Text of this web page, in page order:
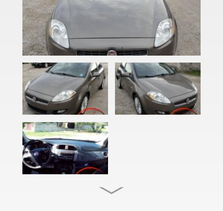
500S
500X I (334)
500X II
Barchetta (183)
Bravo II (199)
Coupe II (FA/175)
Doblo II (152, 263)
Ducato III (250)
Freemont (JC)